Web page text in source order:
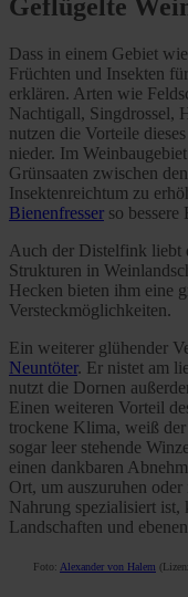
Geflügelte
Dass in einem Gebiet
Früchten und Insekten
erklären. Arten wie
Nachtigall, Singdrossel,
nutzen die Vorteile
nieder. Im
Grünsaaten zwischen
Insektenreichtum zu
Bienenfresser so
Auch der Distelfink liebt
Strukturen in
Hecken bieten ihm eine
Versteckmöglichkeiten.
Ein weiterer glühender
Neuntöter. Er nistet am
nutzt die Dornen
Einen weiteren Vorteil
trockene Klima, weiß
sogar leer stehende
einen dankbaren
Ort, um auszuruhen
Nahrung spezialisiert ist,
Landschaften und
Foto: Alexander von Halem